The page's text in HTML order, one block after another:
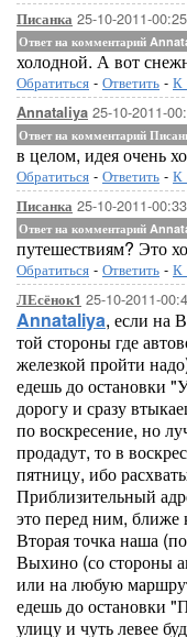
Писанка 25-10-2011-00:25
Ответ на комментарий
холодной. А вот
Обратиться - Ответить - К
Annataliya 25-10-2011-
Ответ на комментарий
в целом, идея очень
Обратиться - Ответить - К
Писанка 25-10-2011-00:33
Ответ на комментарий
путешествиям? Это
Обратиться - Ответить - К
ЛЕсёнок1 25-10-2011-
Annataliya, если на
той стороны где
железкой пройти
едешь до остановки
дорогу и сразу
по воскресение, но
продадут, то в
пятницу, ибо
Приблизительный
это перед ним, ближе
Вторая точка наша
Выхино (со стороны
или на любую
едешь до остановки
улицу и чуть левее